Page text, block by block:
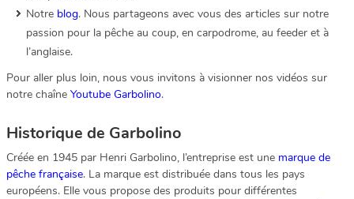
Notre blog. Nous partageons avec vous des articles sur notre
passion pour la pêche au coup, en carpodrome, au feeder et à
l’anglaise.
Pour aller plus loin, nous vous invitons à visionner nos vidéos sur
notre chaîne Youtube Garbolino.
Historique de Garbolino
Créée en 1945 par Henri Garbolino, l’entreprise est une marque de
pêche française. La marque est distribuée dans tous les pays
européens. Elle vous propose des produits pour différentes